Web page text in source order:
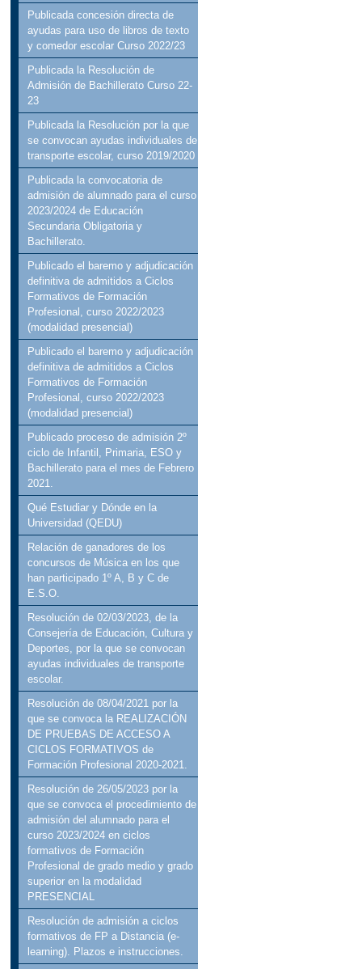
Publicada concesión directa de
ayudas para uso de libros de texto
y comedor escolar Curso 2022/23
Publicada la Resolución de
Admisión de Bachillerato Curso 22-
23
Publicada la Resolución por la que
se convocan ayudas individuales de
transporte escolar, curso 2019/2020
Publicada la convocatoria de
admisión de alumnado para el curso
2023/2024 de Educación
Secundaria Obligatoria y
Bachillerato.
Publicado el baremo y adjudicación
definitiva de admitidos a Ciclos
Formativos de Formación
Profesional, curso 2022/2023
(modalidad presencial)
Publicado el baremo y adjudicación
definitiva de admitidos a Ciclos
Formativos de Formación
Profesional, curso 2022/2023
(modalidad presencial)
Publicado proceso de admisión 2º
ciclo de Infantil, Primaria, ESO y
Bachillerato para el mes de Febrero
2021.
Qué Estudiar y Dónde en la
Universidad (QEDU)
Relación de ganadores de los
concursos de Música en los que
han participado 1º A, B y C de
E.S.O.
Resolución de 02/03/2023, de la
Consejería de Educación, Cultura y
Deportes, por la que se convocan
ayudas individuales de transporte
escolar.
Resolución de 08/04/2021 por la
que se convoca la REALIZACIÓN
DE PRUEBAS DE ACCESO A
CICLOS FORMATIVOS de
Formación Profesional 2020-2021.
Resolución de 26/05/2023 por la
que se convoca el procedimiento de
admisión del alumnado para el
curso 2023/2024 en ciclos
formativos de Formación
Profesional de grado medio y grado
superior en la modalidad
PRESENCIAL
Resolución de admisión a ciclos
formativos de FP a Distancia (e-
learning). Plazos e instrucciones.